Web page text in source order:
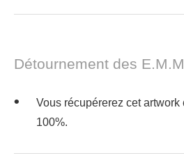
Détournement des
Vous récupérerez cet artwork
100%.